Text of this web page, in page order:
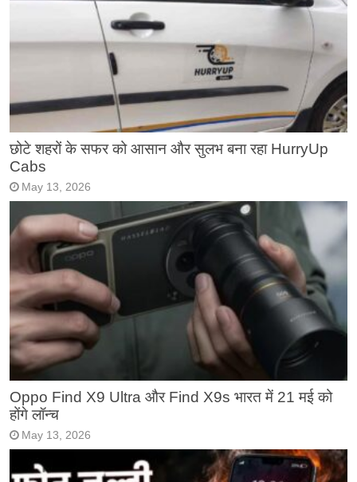
छोटे शहरों के सफर को आसान और सुलभ बना रहा HurryUp
Cabs
May 13, 2026
Oppo Find X9 Ultra और Find X9s भारत में 21 मई को
होंगे लॉन्च
May 13, 2026